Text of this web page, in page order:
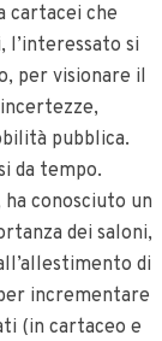
cartacei che
l’interessato si
per visionare il
pubblica.
da tempo.
conosciuto un
dei saloni,
di
incrementare
(in cartaceo e